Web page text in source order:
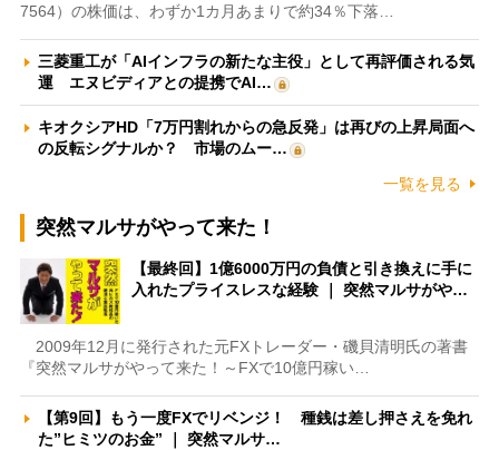
7564）の株価は、わずか1カ月あまりで約34％下落…
三菱重工が「AIインフラの新たな主役」として再評価される気
運 エヌビディアとの提携でAI…
キオクシアHD「7万円割れからの急反発」は再びの上昇局面へ
の反転シグナルか？ 市場のムー…
一覧を見る
突然マルサがやって来た！
【最終回】1億6000万円の負債と引き換えに手に
入れたプライスレスな経験 ｜ 突然マルサがや…
2009年12月に発行された元FXトレーダー・磯貝清明氏の著書
『突然マルサがやって来た！～FXで10億円稼い…
【第9回】もう一度FXでリベンジ！ 種銭は差し押さえを免れ
た”ヒミツのお金” ｜ 突然マルサ…